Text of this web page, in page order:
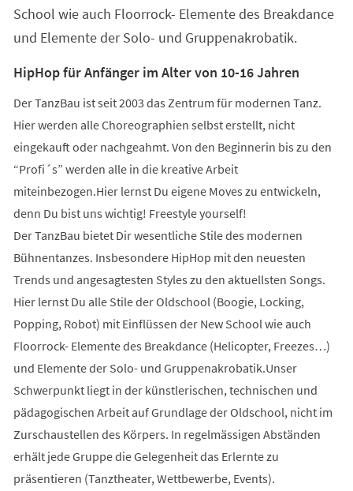
School wie auch Floorrock- Elemente des Breakdance
und Elemente der Solo- und Gruppenakrobatik.
HipHop für Anfänger im Alter von 10-16 Jahren
Der TanzBau ist seit 2003 das Zentrum für modernen Tanz.
Hier werden alle Choreographien selbst erstellt, nicht
eingekauft oder nachgeahmt. Von den Beginnerin bis zu den
“Profi´s” werden alle in die kreative Arbeit
miteinbezogen.Hier lernst Du eigene Moves zu entwickeln,
denn Du bist uns wichtig! Freestyle yourself!
Der TanzBau bietet Dir wesentliche Stile des modernen
Bühnentanzes. Insbesondere HipHop mit den neuesten
Trends und angesagtesten Styles zu den aktuellsten Songs.
Hier lernst Du alle Stile der Oldschool (Boogie, Locking,
Popping, Robot) mit Einflüssen der New School wie auch
Floorrock- Elemente des Breakdance (Helicopter, Freezes…)
und Elemente der Solo- und Gruppenakrobatik.Unser
Schwerpunkt liegt in der künstlerischen, technischen und
pädagogischen Arbeit auf Grundlage der Oldschool, nicht im
Zurschaustellen des Körpers. In regelmässigen Abständen
erhält jede Gruppe die Gelegenheit das Erlernte zu
präsentieren (Tanztheater, Wettbewerbe, Events).